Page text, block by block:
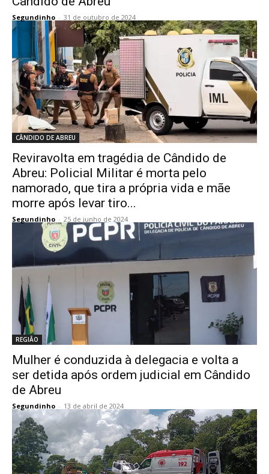
Segundinho - 31 de outubro de 2024
CÂNDIDO DE ABREU
Reviravolta em tragédia de Cândido de
Abreu: Policial Militar é morta pelo
namorado, que tira a própria vida e mãe
morre após levar tiro...
Segundinho - 25 de junho de 2024
REGIÃO
Mulher é conduzida à delegacia e volta a
ser detida após ordem judicial em Cândido
de Abreu
Segundinho - 13 de abril de 2024